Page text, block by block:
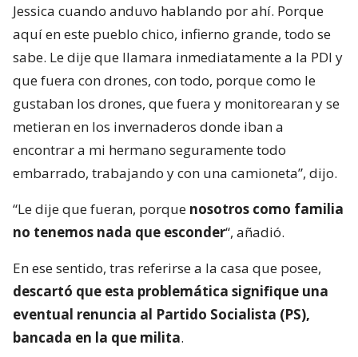
Jessica cuando anduvo hablando por ahí. Porque
aquí en este pueblo chico, infierno grande, todo se
sabe. Le dije que llamara inmediatamente a la PDI y
que fuera con drones, con todo, porque como le
gustaban los drones, que fuera y monitorearan y se
metieran en los invernaderos donde iban a
encontrar a mi hermano seguramente todo
embarrado, trabajando y con una camioneta”, dijo.
“Le dije que fueran, porque nosotros como familia
no tenemos nada que esconder“, añadió.
En ese sentido, tras referirse a la casa que posee,
descartó que esta problemática signifique una
eventual renuncia al Partido Socialista (PS),
bancada en la que milita.